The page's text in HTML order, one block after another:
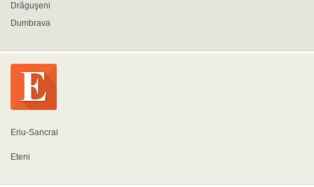
Drăguşeni
Dumbrava
Eriu-Sancrai
Eteni